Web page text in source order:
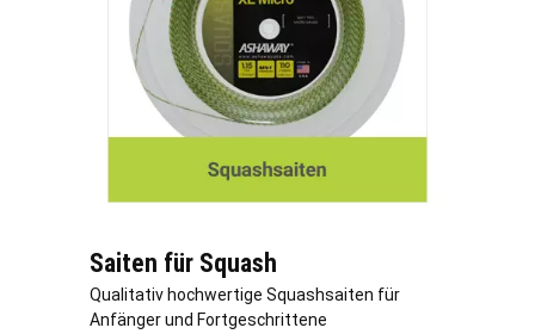
Saiten für Squash
Qualitativ hochwertige Squashsaiten für
Anfänger und Fortgeschrittene